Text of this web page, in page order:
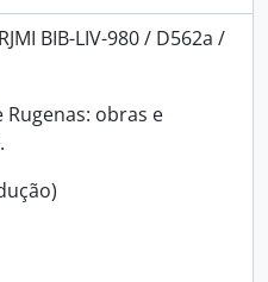
BIB-LIV-980 / D562a /
Rugenas: obras e